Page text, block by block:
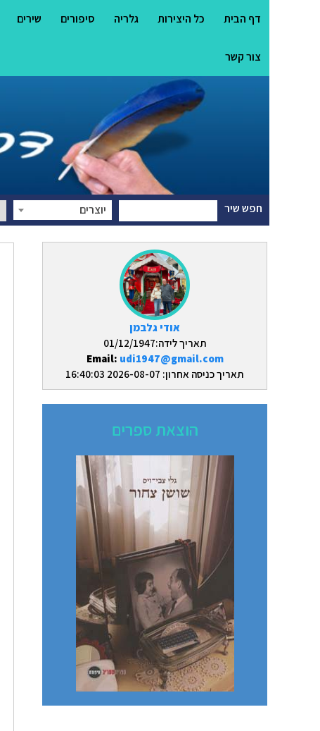
דף הבית כל היצירות גלריה סיפורים שירים
צור קשר
חפש שיר יוצרים
אודי גלבמן
תאריך לידה:01/12/1947
Email: udi1947@gmail.com
תאריך כניסה אחרון: 2026-08-07 16:40:03
הוצאת ספרים